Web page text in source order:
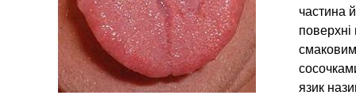
частина
поверхні
язик